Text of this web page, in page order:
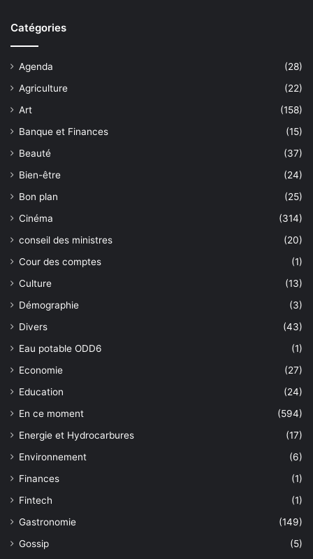
Catégories
Agenda
(28)
Agriculture
(22)
Art
(158)
Banque et Finances
(15)
Beauté
(37)
Bien-être
(24)
Bon plan
(25)
Cinéma
(314)
conseil des ministres
(20)
Cour des comptes
(1)
Culture
(13)
Démographie
(3)
Divers
(43)
Eau potable ODD6
(1)
Economie
(27)
Education
(24)
En ce moment
(594)
Energie et Hydrocarbures
(17)
Environnement
(6)
Finances
(1)
Fintech
(1)
Gastronomie
(149)
Gossip
(5)